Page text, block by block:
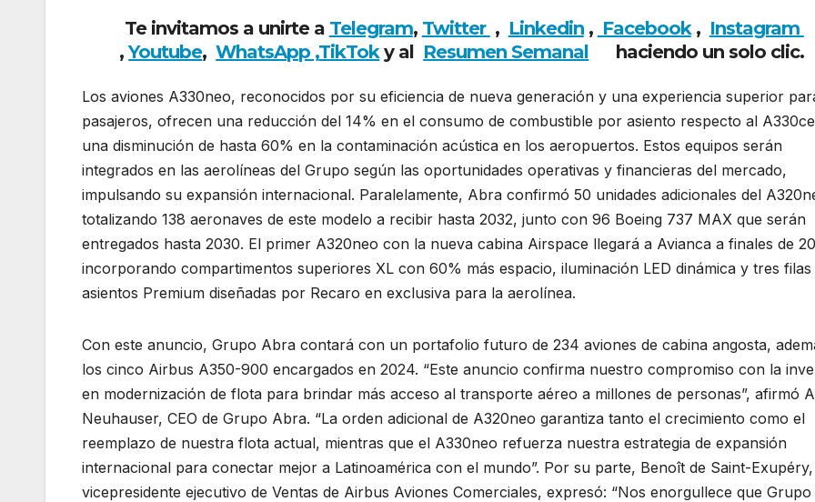
Te invitamos a unirte a Telegram, Twitter , Linkedin, Facebook, Instagram
,Youtube,WhatsApp ,TikToky al Resumen Semanal haciendo un solo clic.
Los aviones A330neo, reconocidos por su eficiencia de nueva generación y una experiencia superior
pasajeros, ofrecen una reducción del 14% en el consumo de combustible por asiento respecto al
una disminución de hasta 60% en la contaminación acústica en los aeropuertos. Estos equipos serán
integrados en las aerolíneas del Grupo según las oportunidades operativas y financieras del mercado,
impulsando su expansión internacional. Paralelamente, Abra confirmó 50 unidades adicionales del
totalizando 138 aeronaves de este modelo a recibir hasta 2032, junto con 96 Boeing 737 MAX que serán
entregados hasta 2030. El primer A320neo con la nueva cabina Airspace llegará a Avianca a finales de
incorporando compartimentos superiores XL con 60% más espacio, iluminación LED dinámica y tres filas
asientos Premium diseñadas por Recaro en exclusiva para la aerolínea.
Con este anuncio, Grupo Abra contará con un portafolio futuro de 234 aviones de cabina angosta,
los cinco Airbus A350-900 encargados en 2024. “Este anuncio confirma nuestro compromiso con la
en modernización de flota para brindar más acceso al transporte aéreo a millones de personas”, afirmó
Neuhauser, CEO de Grupo Abra. “La orden adicional de A320neo garantiza tanto el crecimiento como el
reemplazo de nuestra flota actual, mientras que el A330neo refuerza nuestra estrategia de expansión
internacional para conectar mejor a Latinoamérica con el mundo”. Por su parte, Benoît de Saint-Exupéry,
vicepresidente ejecutivo de Ventas de Airbus Aviones Comerciales, expresó: “Nos enorgullece que